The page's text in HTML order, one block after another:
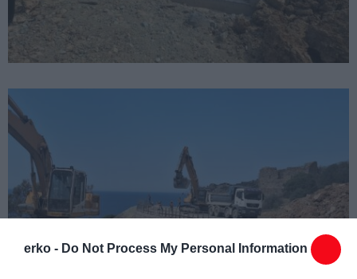
erko - Do Not Process My Personal Information